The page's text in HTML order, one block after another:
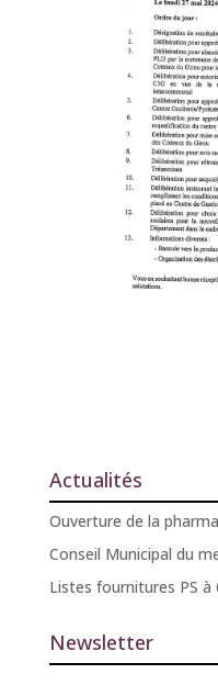
Actualités
Ouverture de la
Conseil Municipal du
Listes fournitures PS à
Newsletter